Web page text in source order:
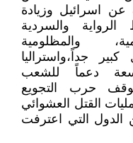
عن اسرائيل وزيادة
والسردية
والمظلومية
كبير جداً،واستراليا
دعماً للشعب
حرب التجويع
القتل العشوائي
الدول التي اعترفت